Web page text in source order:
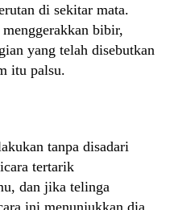
di sekitar mata.
bibir,
yang telah disebutkan
itu palsu.
tanpa disadari
tertarik
dan jika telinga
ini menunjukkan dia